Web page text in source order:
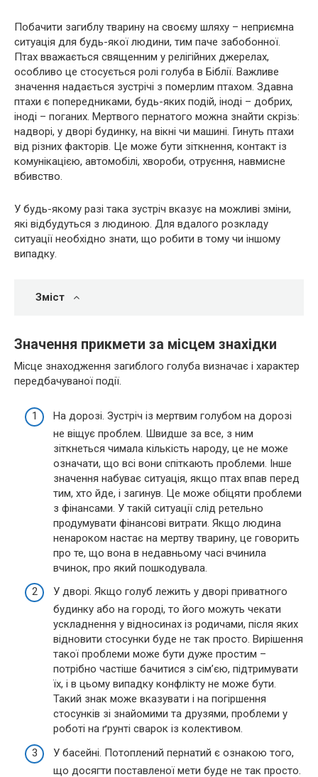
Побачити загиблу тварину на своєму шляху – неприємна
ситуація для будь-якої людини, тим паче забобонної.
Птах вважається священним у релігійних джерелах,
особливо це стосується ролі голуба в Біблії. Важливе
значення надається зустрічі з померлим птахом. Здавна
птахи є попередниками, будь-яких подій, іноді – добрих,
іноді – поганих. Мертвого пернатого можна знайти скрізь:
надворі, у дворі будинку, на вікні чи машині. Гинуть птахи
від різних факторів. Це може бути зіткнення, контакт із
комунікацією, автомобілі, хвороби, отруєння, навмисне
вбивство.
У будь-якому разі така зустріч вказує на можливі зміни,
які відбудуться з людиною. Для вдалого розкладу
ситуації необхідно знати, що робити в тому чи іншому
випадку.
Зміст
Значення прикмети за місцем знахідки
Місце знаходження загиблого голуба визначає і характер
передбачуваної події.
На дорозі. Зустріч із мертвим голубом на дорозі
не віщує проблем. Швидше за все, з ним
зіткнеться чимала кількість народу, це не може
означати, що всі вони спіткають проблеми. Інше
значення набуває ситуація, якщо птах впав перед
тим, хто йде, і загинув. Це може обіцяти проблеми
з фінансами. У такій ситуації слід ретельно
продумувати фінансові витрати. Якщо людина
ненароком настає на мертву тварину, це говорить
про те, що вона в недавньому часі вчинила
вчинок, про який пошкодувала.
У дворі. Якщо голуб лежить у дворі приватного
будинку або на городі, то його можуть чекати
ускладнення у відносинах із родичами, після яких
відновити стосунки буде не так просто. Вирішення
такої проблеми може бути дуже простим –
потрібно частіше бачитися з сім’єю, підтримувати
їх, і в цьому випадку конфлікту не може бути.
Такий знак може вказувати і на погіршення
стосунків зі знайомими та друзями, проблеми у
роботі на ґрунті сварок із колективом.
У басейні. Потоплений пернатий є ознакою того,
що досягти поставленої мети буде не так просто.